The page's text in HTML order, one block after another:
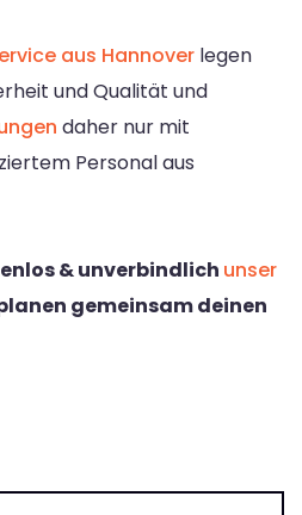
aus Hannover legen
und Qualität und
daher nur mit
Personal aus
& unverbindlich unser
gemeinsam deinen